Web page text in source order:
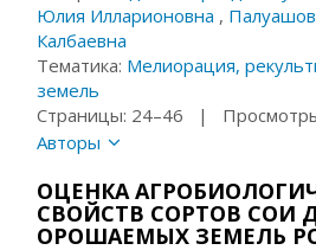
Юлия Илларионовна ,
Калбаевна
Тематика: Мелиорация,
земель
Страницы: 24–46 |
Авторы
ОЦЕНКА
СВОЙСТВ СОРТОВ СОИ
ОРОШАЕМЫХ ЗЕМЕЛЬ